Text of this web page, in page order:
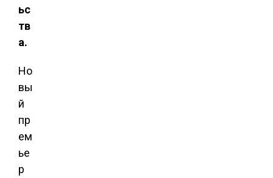
ьс
тв
а.
Но
вы
й
пр
ем
ье
р